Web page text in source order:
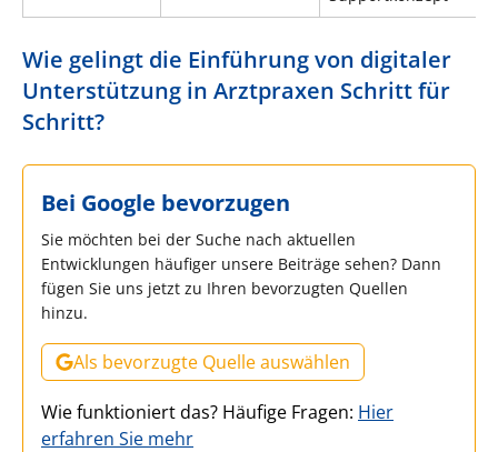
Wie gelingt die Einführung von digitaler
Unterstützung in Arztpraxen Schritt für
Schritt?
Bei Google bevorzugen
Sie möchten bei der Suche nach aktuellen
Entwicklungen häufiger unsere Beiträge sehen? Dann
fügen Sie uns jetzt zu Ihren bevorzugten Quellen
hinzu.
Als bevorzugte Quelle auswählen
Wie funktioniert das? Häufige Fragen: Hier
erfahren Sie mehr